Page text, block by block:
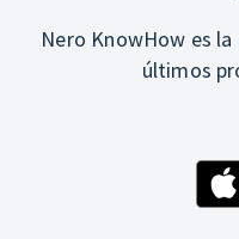
Nero KnowHow es
últimos